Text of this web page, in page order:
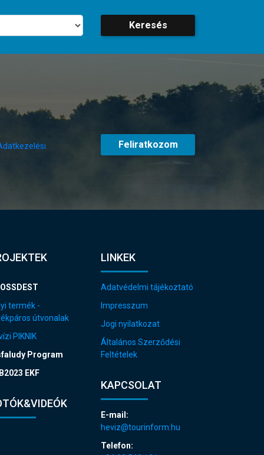
Keresés
Feliratkozom
termék -
útvonalak
PIKNIK
Program
EKF
LINKEK
Adatvédelmi tájékoztató
Impresszum
Jogi nyilatkozat
Általános Szerződési
Feltételek
KAPCSOLAT
E-mail:
heviz@tourinform.hu
Telefon: